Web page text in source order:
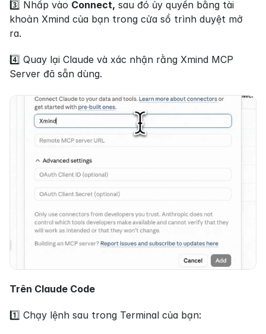
3️⃣ Nhấp vào Connect, sau đó ủy quyền bằng tài
khoản Xmind của bạn trong cửa sổ trình duyệt mở
ra.
4️⃣ Quay lại Claude và xác nhận rằng Xmind MCP
Server đã sẵn dùng.
Trên Claude Code
1️⃣ Chạy lệnh sau trong Terminal của bạn: